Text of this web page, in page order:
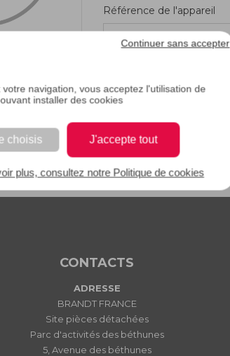
votre navigation, vous acceptez l'utilisation de
installer des cookies
choisis J'accepte tout
Continuer sans accepter
plus, consultez notre Politique de cookies
Référence de l'appareil
CONTACTS
ADRESSE
BRANDT FRANCE
Site pièces détachées
Parc d'activités des béthunes
5, Avenue des béthunes